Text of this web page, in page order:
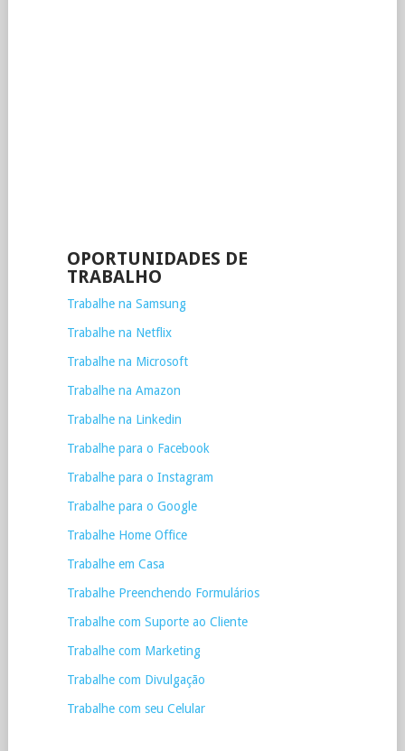
OPORTUNIDADES DE
TRABALHO
Trabalhe na Samsung
Trabalhe na Netflix
Trabalhe na Microsoft
Trabalhe na Amazon
Trabalhe na Linkedin
Trabalhe para o Facebook
Trabalhe para o Instagram
Trabalhe para o Google
Trabalhe Home Office
Trabalhe em Casa
Trabalhe Preenchendo Formulários
Trabalhe com Suporte ao Cliente
Trabalhe com Marketing
Trabalhe com Divulgação
Trabalhe com seu Celular